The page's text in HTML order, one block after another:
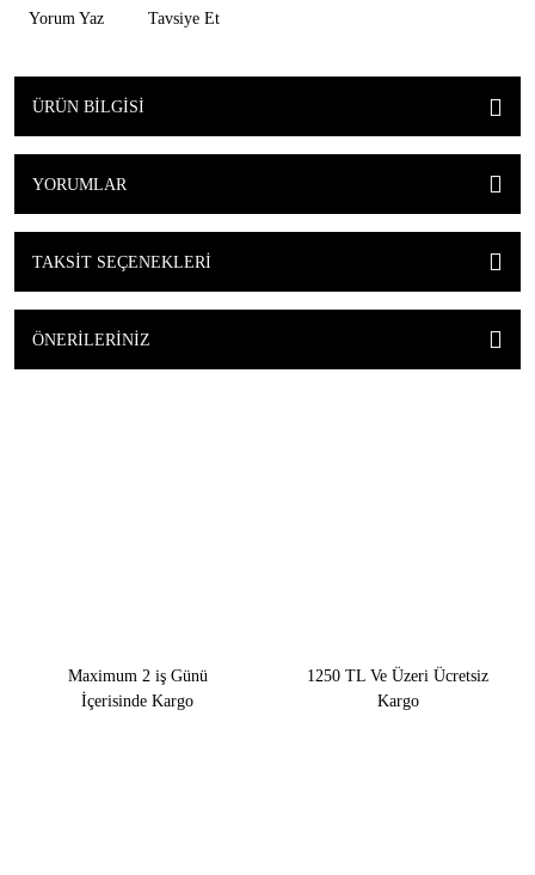
Yorum Yaz Tavsiye Et
ÜRÜN BILGISI
YORUMLAR
TAKSIT SEÇENEKLERI
ÖNERILERINIZ
Maximum 2 iş Günü
İçerisinde Kargo
1250 TL Ve Üzeri Ücretsiz
Kargo